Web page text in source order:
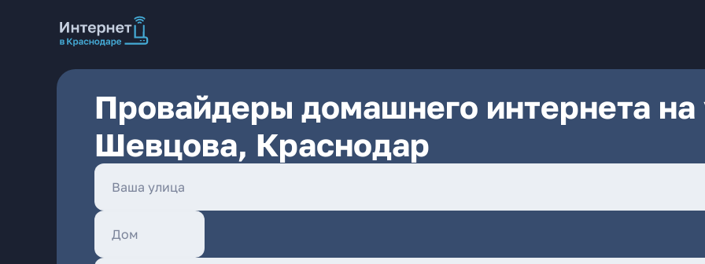
Провайдеры домашнего интернета на
Шевцова, Краснодар